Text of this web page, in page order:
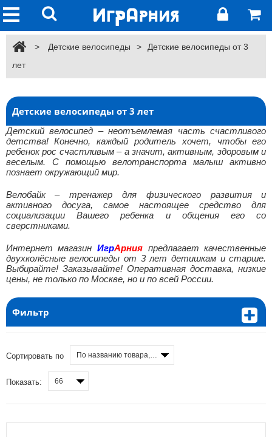
> Детские велосипеды >
Детские велосипеды от 3
лет
Детские велосипеды от 3 лет
Детский велосипед – неотъемлемая часть счастливого
детства! Конечно, каждый родитель хочет, чтобы его
ребенок рос счастливым – а значит, активным, здоровым и
веселым. С помощью велотранспорта малыш активно
познает окружающий мир.
Велобайк – тренажер для физического развития и
активного досуга, самое настоящее средство для
социализации Вашего ребенка и общения его со
сверстниками.
Интернет магазин ИгрАрния предлагает качественные
двухколёсные велосипеды от 3 лет детишкам и старше.
Выбирайте! Заказывайте! Оперативная доставка, низкие
цены, не только по Москве, но и по всей России.
Фильтр
Сортировать по По названию товара, от А до Я
Показать: 66